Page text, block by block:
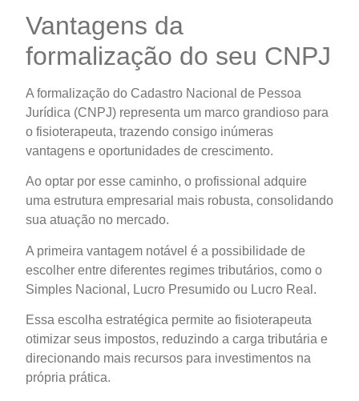
Vantagens da
formalização do seu CNPJ
A formalização do Cadastro Nacional de Pessoa
Jurídica (CNPJ) representa um marco grandioso para
o fisioterapeuta, trazendo consigo inúmeras
vantagens e oportunidades de crescimento.
Ao optar por esse caminho, o profissional adquire
uma estrutura empresarial mais robusta, consolidando
sua atuação no mercado.
A primeira vantagem notável é a possibilidade de
escolher entre diferentes regimes tributários, como o
Simples Nacional, Lucro Presumido ou Lucro Real.
Essa escolha estratégica permite ao fisioterapeuta
otimizar seus impostos, reduzindo a carga tributária e
direcionando mais recursos para investimentos na
própria prática.